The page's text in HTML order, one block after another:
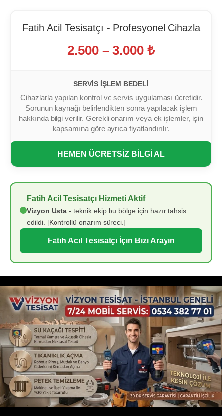
Fatih Acil Tesisatçı - Profesyonel Cihazla
2.500 – 3.000 ₺
SERVIS İŞLEM BEDELI
Cihazlarla yapılan kontrol ve servis uygulaması ücretidir.
Sorunun kaynağı belirlendikten sonra yapılacak işlem
hakkında bilgi verilir. Gerekli onarım veya ek işlemler, işin
kapsamına göre ayrıca fiyatlandırılır.
HEMEN ÜCRETSİZ BİLGİ AL
Fatih Acil Tesisatçı Hizmeti Aktif
Vizyon Usta - teknik ekip bu bölge için hazır tahsis
edildi. [Kontrollü onarım süreci.]
Fatih Acil Tesisatçı İçin Bizi Arayın